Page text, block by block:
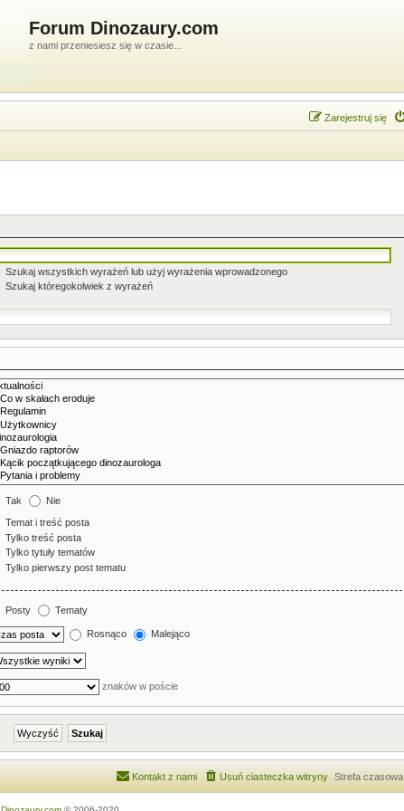
Forum Dinozaury.com
z nami przeniesiesz się w czasie...
Zarejestruj się
Szukaj wszystkich wyrażeń lub użyj wyrażenia wprowadzonego
Szukaj któregokolwiek z wyrażeń
Tak Nie
Temat i treść posta
Tylko treść posta
Tylko tytuły tematów
Tylko pierwszy post tematu
Posty Tematy
Rosnąco Malejąco
znaków w poście
Strefa czasowa
Usuń ciasteczka witryny
Kontakt z nami